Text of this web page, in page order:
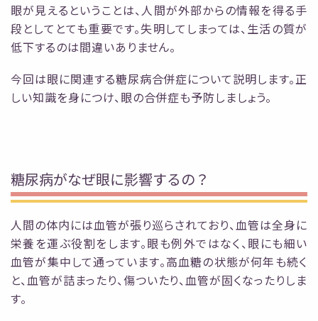
眼が見えるということは、人間が外部からの情報を得る手
段としてとても重要です。失明して しまっては、生活の質が
低下するのは間違いありません。
今回は眼に関連する糖尿病合併症について説明します。正
しい知識を身につけ、眼の合併症も予防しましょう。
糖尿病がなぜ眼に影響するの？
人間の体内には血管が張り巡らされており、血管は全身に
栄養を運ぶ役割をします。眼も例外ではなく、眼にも細い
血管が集中して通っています。高血糖の状態が何年も続く
と、血管が詰まったり、傷ついたり、血管が固くなったりしま
す。